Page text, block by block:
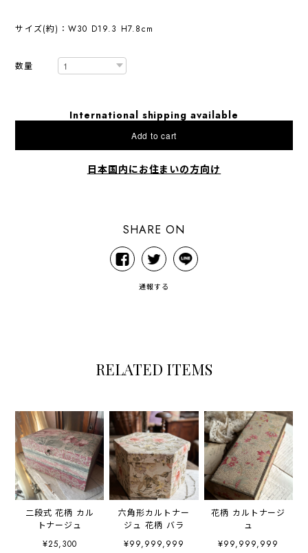
サイズ(約)：W30 D19.3 H7.8cm
数量
International shipping available
Add to cart
日本国内にお住まいの方向け
SHARE ON
通報する
RELATED ITEMS
二段式 花柄 カル
トナージュ
¥25,300
六角形カルトナー
ジュ 花柄 バラ
¥99,999,999
花柄 カルトナージ
ュ
¥99,999,999